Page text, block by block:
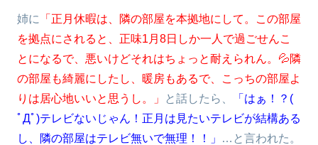
姉に
「正月休暇は、隣の部屋を本拠地にして。この部屋
を拠点にされると、正味1月8日しか一人で過ごせんこ
とになるで、悪いけどそれはちょっと耐えられん。💦隣
の部屋も綺麗にしたし、暖房もあるで、こっちの部屋よ
りは居心地いいと思うし。」
と話したら、
「はぁ！？(
ﾟДﾟ)テレビないじゃん！正月は見たいテレビが結構ある
し、隣の部屋はテレビ無いで無理！！」
…と言われた。